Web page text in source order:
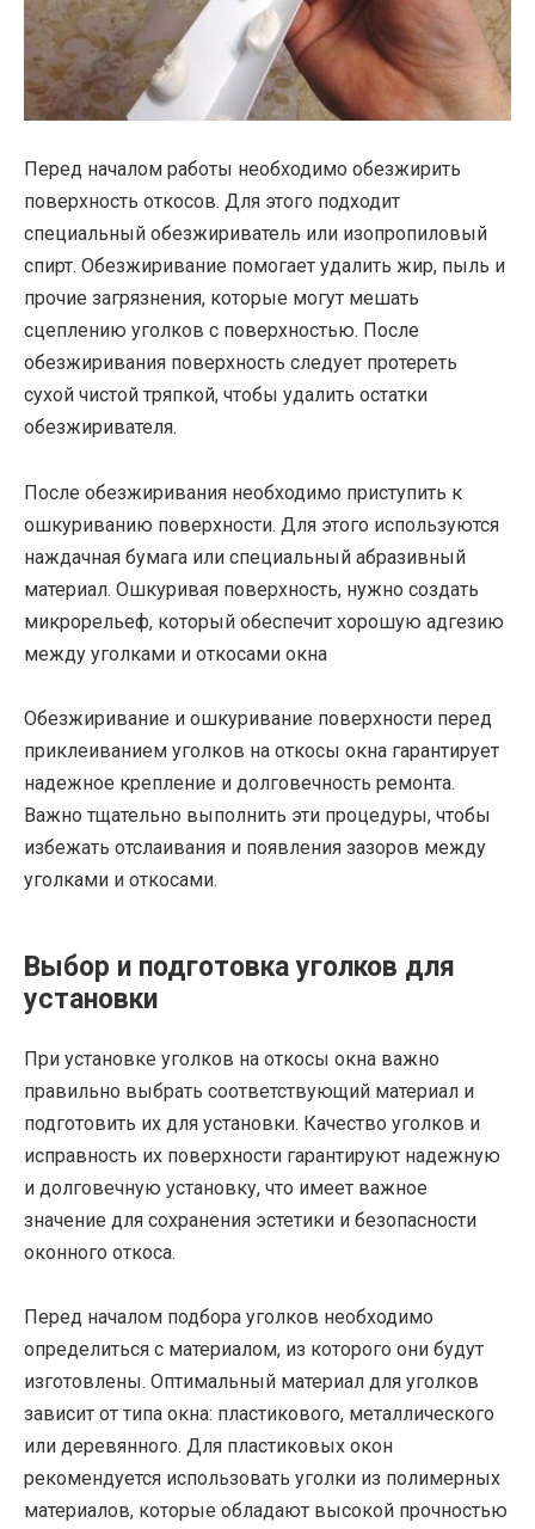
Перед началом работы необходимо обезжирить
поверхность откосов. Для этого подходит
специальный обезжириватель или изопропиловый
спирт. Обезжиривание помогает удалить жир, пыль и
прочие загрязнения, которые могут мешать
сцеплению уголков с поверхностью. После
обезжиривания поверхность следует протереть
сухой чистой тряпкой, чтобы удалить остатки
обезжиривателя.
После обезжиривания необходимо приступить к
ошкуриванию поверхности. Для этого используются
наждачная бумага или специальный абразивный
материал. Ошкуривая поверхность, нужно создать
микрорельеф, который обеспечит хорошую адгезию
между уголками и откосами окна
Обезжиривание и ошкуривание поверхности перед
приклеиванием уголков на откосы окна гарантирует
надежное крепление и долговечность ремонта.
Важно тщательно выполнить эти процедуры, чтобы
избежать отслаивания и появления зазоров между
уголками и откосами.
Выбор и подготовка уголков для
установки
При установке уголков на откосы окна важно
правильно выбрать соответствующий материал и
подготовить их для установки. Качество уголков и
исправность их поверхности гарантируют надежную
и долговечную установку, что имеет важное
значение для сохранения эстетики и безопасности
оконного откоса.
Перед началом подбора уголков необходимо
определиться с материалом, из которого они будут
изготовлены. Оптимальный материал для уголков
зависит от типа окна: пластикового, металлического
или деревянного. Для пластиковых окон
рекомендуется использовать уголки из полимерных
материалов, которые обладают высокой прочностью